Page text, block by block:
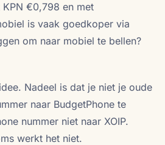
€0,798 en met
is vaak goedkoper via
om naar mobiel te bellen?
Nadeel is dat je niet je oude
naar BudgetPhone te
nummer niet naar XOIP.
werkt het niet.